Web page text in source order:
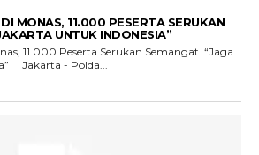
MONAS, 11.000 PESERTA SERUKAN
UNTUK INDONESIA”
11.000 Peserta Serukan Semangat “Jaga
Jakarta untuk Indonesia” Jakarta - Polda...